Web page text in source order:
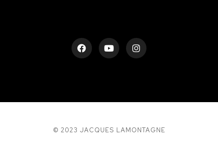
© 2023 JACQUES LAMONTAGNE